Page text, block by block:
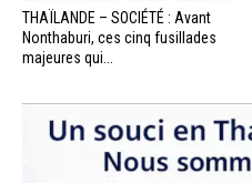
THAÏLANDE – SOCIÉTÉ : Avant
Nonthaburi, ces cinq fusillades
majeures qui...